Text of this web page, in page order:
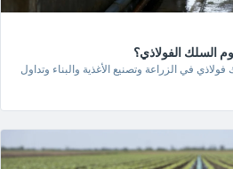
السلك الفولاذي؟
في الزراعة وتصنيع الأغذية والبناء وتداول